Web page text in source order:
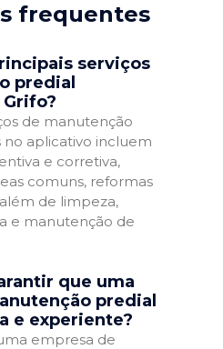
frequentes
serviços
predial
de manutenção
no aplicativo incluem
e corretiva,
comuns, reformas
de limpeza,
e manutenção de
que uma
predial
e experiente?
empresa de